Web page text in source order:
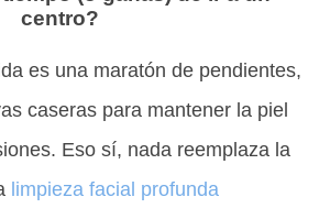
centro?
es una maratón de pendientes,
caseras para mantener la piel
Eso sí, nada reemplaza la
limpieza facial profunda